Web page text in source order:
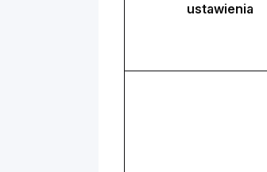
ustawienia